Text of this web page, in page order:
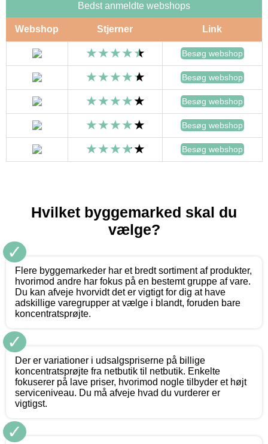
Bedst anmeldte webshops
Webshop Stjerner Link
Besøg webshop
Besøg webshop
Besøg webshop
Besøg webshop
Besøg webshop
Hvilket byggemarked skal du
vælge?
✓
Flere byggemarkeder har et bredt sortiment af produkter,
hvorimod andre har fokus på en bestemt gruppe af vare.
Du kan afveje hvorvidt det er vigtigt for dig at have
adskillige varegrupper at vælge i blandt, foruden bare
koncentratsprøjte.
✓
Der er variationer i udsalgspriserne på billige
koncentratsprøjte fra netbutik til netbutik. Enkelte
fokuserer på lave priser, hvorimod nogle tilbyder et højt
serviceniveau. Du må afveje hvad du vurderer er
vigtigst.
✓